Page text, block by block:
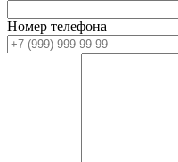
Номер телефона